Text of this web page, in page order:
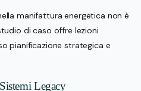
manifattura energetica non è
di caso offre lezioni
pianificazione strategica e
Legacy